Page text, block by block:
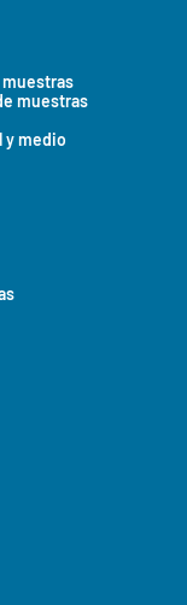
muestras
y medio